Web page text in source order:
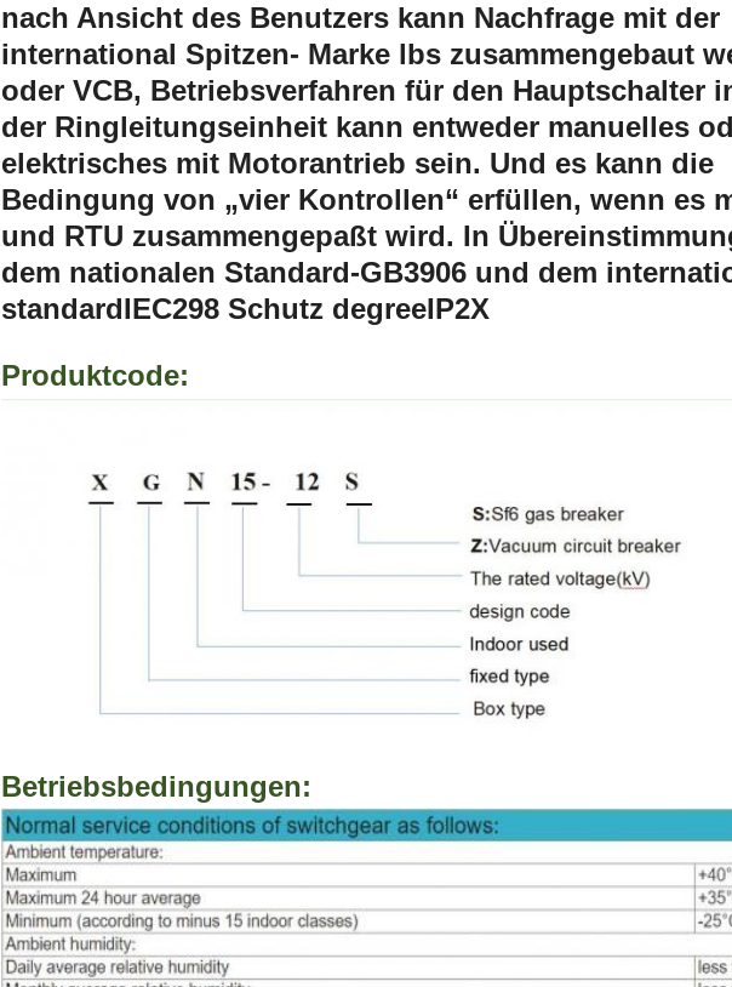
nach Ansicht des Benutzers kann Nachfrage mit der
international Spitzen- Marke lbs zusammengebaut
oder VCB, Betriebsverfahren für den Hauptschalter
der Ringleitungseinheit kann entweder manuelles
elektrisches mit Motorantrieb sein. Und es kann die
Bedingung von „vier Kontrollen“ erfüllen, wenn es
und RTU zusammengepaßt wird. In
dem nationalen Standard-GB3906 und dem
standardIEC298 Schutz degreeIP2X
Produktcode:
Betriebsbedingungen: